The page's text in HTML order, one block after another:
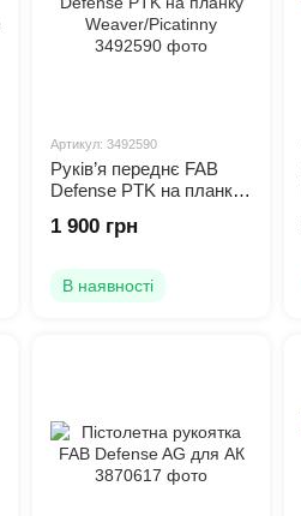
Артикул: 3492590
Руків’я переднє FAB
Defense PTK на планку
1 900 грн
В наявності